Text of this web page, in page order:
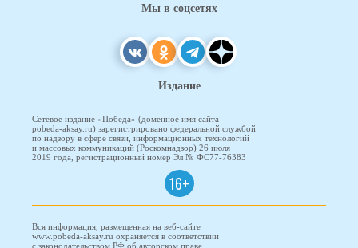
Мы в соцсетях
Издание
Сетевое издание «Победа» (доменное имя сайта
pobeda-aksay.ru) зарегистрировано федеральной службой
по надзору в сфере связи, информационных технологий
и массовых коммуникаций (Роскомнадзор) 26 июля
2019 года, регистрационный номер Эл № ФС77-76383
16+
Вся информация, размещенная на веб-сайте
www.pobeda-aksay.ru охраняется в соответствии
с законодательством РФ об авторском праве.